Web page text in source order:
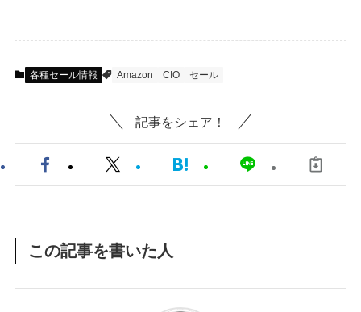
各種セール情報 Amazon CIO セール
記事をシェア！
この記事を書いた人